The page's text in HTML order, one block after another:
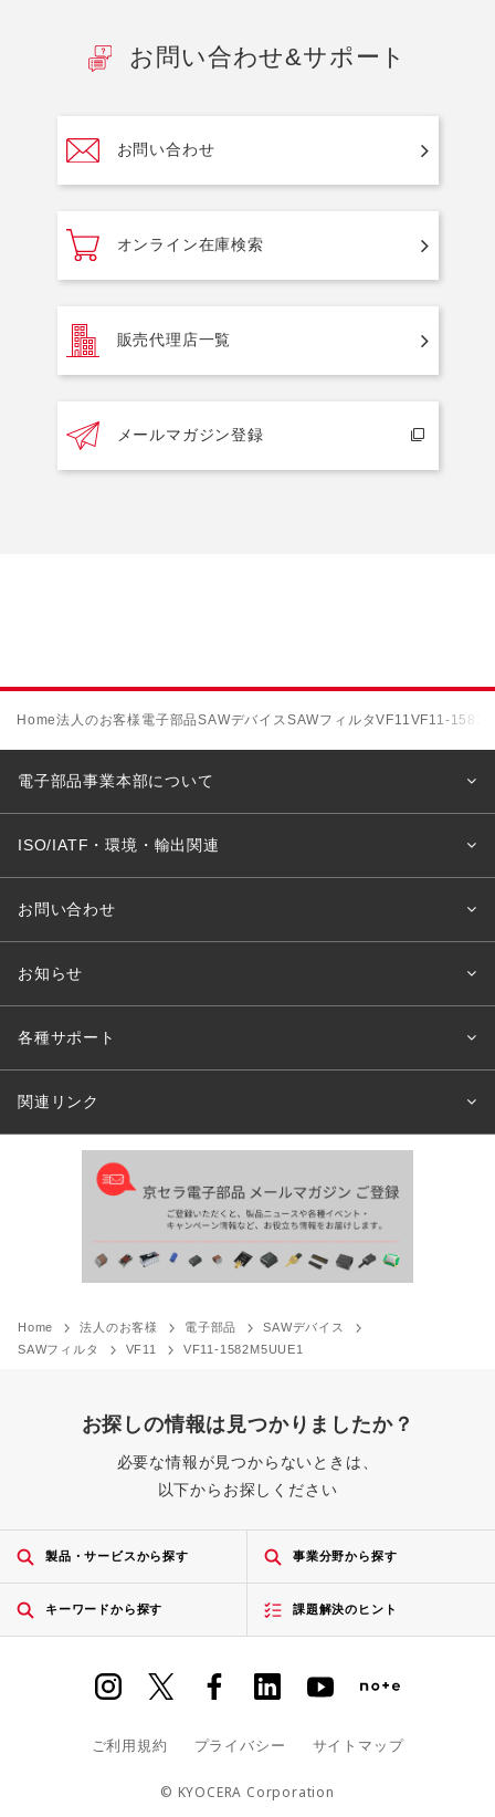
お問い合わせ&サポート
お問い合わせ
オンライン在庫検索
販売代理店一覧
メールマガジン登録
Home法人のお客様 電子部品SAWデバイスSAWフィルタVF11VF11-
電子部品事業本部について
ISO/IATF・環境・輸出関連
お問い合わせ
お知らせ
各種サポート
関連リンク
Home 法人のお客様 電子部品
SAWデバイス
SAWフィルタ
VF11 VF11-1582M5UUE1
お探しの情報は見つかりましたか？
必要な情報が見つからないときは、
以下からお探しください
製品・サービスから探す 事業分野から探す
キーワードから探す 課題解決のヒント
ご利用規約 プライバシー サイトマップ
© KYOCERA Corporation